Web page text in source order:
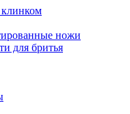
ножи
для бритья